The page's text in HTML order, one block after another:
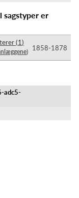
sagstyper er
(1)
) 1858-​1878
adc5-